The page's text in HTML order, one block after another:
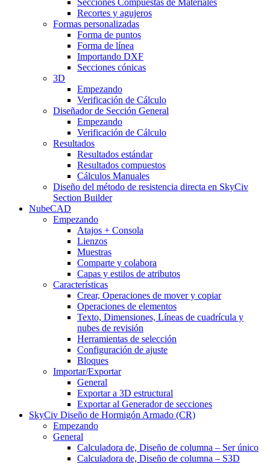
Secciones Compuestas de Materiales
Recortes y agujeros
Formas personalizadas
Forma de puntos
Forma de línea
Importando DXF
Secciones cónicas
3D
Empezando
Verificación de Cálculo
Diseñador de Sección General
Empezando
Verificación de Cálculo
Resultados
Resultados estándar
Resultados compuestos
Cálculos Manuales
Diseño del método de resistencia directa en SkyCiv
Section Builder
NubeCAD
Empezando
Atajos + Consola
Lienzos
Muestras
Comparte y colabora
Capas y estilos de atributos
Características
Crear, Operaciones de mover y copiar
Operaciones de elementos
Texto, Dimensiones, Líneas de cuadrícula y
nubes de revisión
Herramientas de selección
Configuración de ajuste
Bloques
Importar/Exportar
General
Exportar a 3D estructural
Exportar al Generador de secciones
SkyCiv Diseño de Hormigón Armado (CR)
Empezando
General
Calculadora de, Diseño de columna – Ser único
Calculadora de, Diseño de columna – S3D